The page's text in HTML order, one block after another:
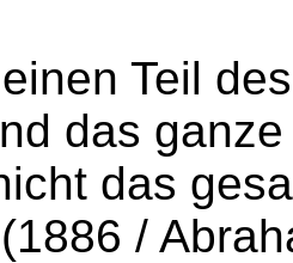
Teil
das
das
/